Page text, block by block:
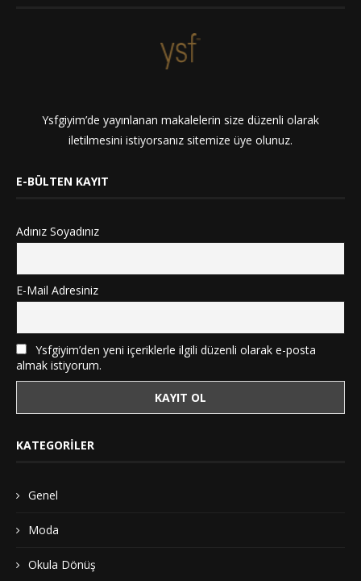
Ysfgiyim’de yayınlanan makalelerin size düzenli olarak
iletilmesini istiyorsanız sitemize üye olunuz.
E-BÜLTEN KAYIT
Adınız Soyadınız
E-Mail Adresiniz
Ysfgiyim’den yeni içeriklerle ilgili düzenli olarak e-posta
almak istiyorum.
KATEGORILER
Genel
Moda
Okula Dönüş